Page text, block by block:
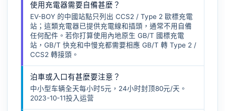
使用充電器需要自備甚麼？
EV-BOY 的中國站點只列出 CCS2 / Type 2 歐標充電
站；這類充電器已提供充電線和插頭，通常不用自備
任何配件。若你打算使用內地原生 GB/T 國標充電
站，GB/T 快充和中慢充都需要相應 GB/T 轉 Type 2 /
CCS2 轉接頭 。
泊車或入口有甚麼要注意？
中小型车辆全天每小时5元，24小时封顶80元/天。
2023-10-11投入运营